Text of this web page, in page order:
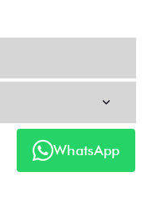
WhatsApp